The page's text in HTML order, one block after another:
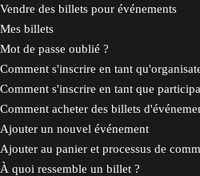
Vendre des billets pour événements
Mes billets
Mot de passe oublié ?
Comment s'inscrire en tant
Comment s'inscrire en tant que
Comment acheter des billets
Ajouter un nouvel événement
Ajouter au panier et processus de
À quoi ressemble un billet ?